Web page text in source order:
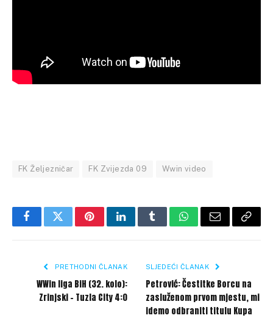
FK Željezničar FK Zvijezda 09 Wwin video
FacebookTwitterPinterestLinkedInTumblrWhatsApp
Email Copy
PRETHODNI ČLANAK
WWin liga BiH (32. kolo):
Zrinjski – Tuzla City 4:0
SLJEDEĆI ČLANAK
Petrović: Čestitke Borcu na
zasluženom prvom mjestu, mi
idemo odbraniti titulu Kupa